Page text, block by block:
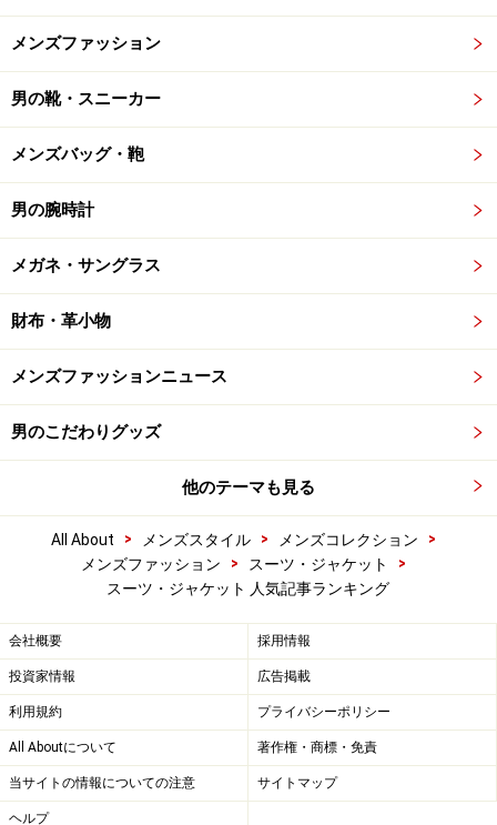
メンズファッション
男の靴・スニーカー
メンズバッグ・鞄
男の腕時計
メガネ・サングラス
財布・革小物
メンズファッションニュース
男のこだわりグッズ
他のテーマも見る
All About > メンズスタイル > メンズコレクション
>
メンズファッション
> スーツ・ジャケット
>
スーツ・ジャケット 人気記事ランキング
会社概要 採用情報
投資家情報 広告掲載
利用規約 プライバシーポリシー
All Aboutについて 著作権・商標・免責
当サイトの情報についての注意 サイトマップ
ヘルプ